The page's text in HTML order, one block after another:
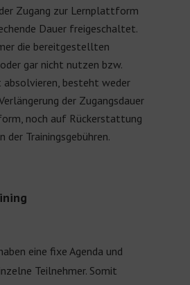
Zugang zur Lernplattform
Dauer freigeschaltet.
die bereitgestellten
gar nicht nutzen bzw.
absolvieren, besteht weder
der Zugangsdauer
noch auf Rückerstattung
der Trainingsgebühren.
eine fixe Agenda und
Teilnehmer. Somit